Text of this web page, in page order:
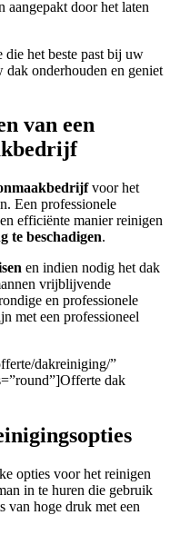
aangepakt door het laten
die het beste past bij uw
dak onderhouden en geniet
van een
voor het
Een professionele
efficiënte manier reinigen
te beschadigen.
en indien nodig het dak
vrijblijvende
en professionele
met een professioneel
dakreiniging/”
dak
opties voor het reinigen
in te huren die gebruik
van hoge druk met een